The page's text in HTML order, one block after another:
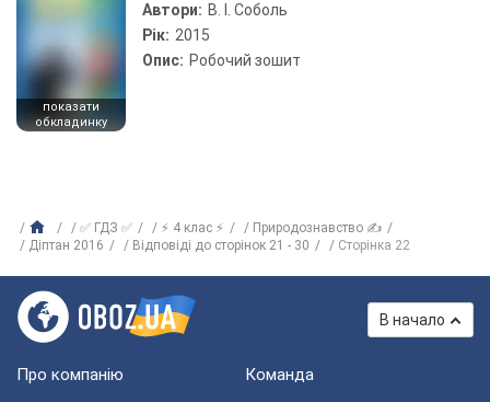
показати
обкладинку
Автори: В. І. Соболь
Рік: 2015
Опис: Робочий зошит
✅ ГДЗ ✅ ⚡ 4 клас ⚡
Природознавство ✍
Діптан 2016
Відповіді до сторінок 21 - 30 Сторінка 22
В начало
Про компанію Команда